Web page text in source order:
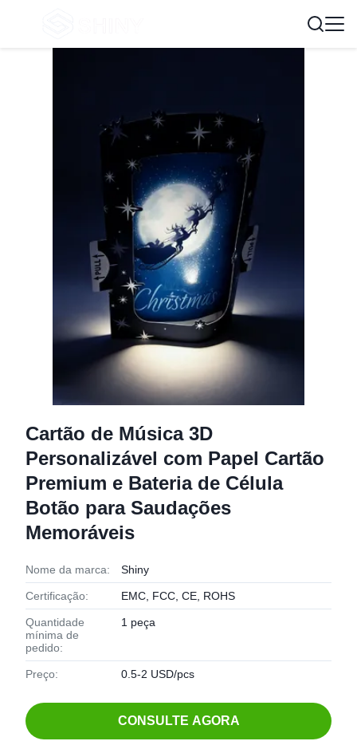
Cartão de Música 3D
Personalizável com Papel Cartão
Premium e Bateria de Célula
Botão para Saudações
Memoráveis
Nome da marca: Shiny
Certificação: EMC, FCC, CE, ROHS
Quantidade
mínima de
pedido:
1 peça
Preço: 0.5-2 USD/pcs
CONSULTE AGORA